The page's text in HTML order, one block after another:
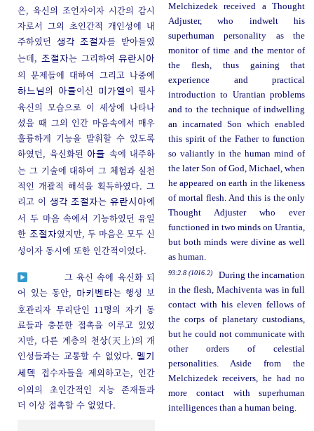
은, 육신의 조언자이자 시간의 감시
자로서 그의 초인간적 개인성에 내
주하였던생각 조절자를 받아들였
는데, 조절자는 그리하여유란시아
의 문제들에 대하여 그리고 나중에
하느님의 아들이신 미가엘 이 필사
육신의 모습으로 이 세상에 나타나
셨을 때 그의 인간 마음속에서 매우
훌륭하게 기능을 발휘할 수 있도록
하였던, 육신화된
아들 속에 내주하
는 그 기술에 대하여 그 체험과 실천
적인 개괄적 해석을 획득하였다. 그
리고 이생각 조절자는유란시아에
서 두 마음 속에서 기능하였던 유일
한 조절자였지만, 두 마음은 모두 신
성이자 동시에 또한 인간적이었다.
Melchizedek received a Thought
Adjuster, who indwelt his
superhuman personality as the
monitor of time and the mentor of
the flesh, thus gaining that
experience and practical
introduction to Urantian problems
and to the technique of indwelling
an incarnated Son which enabled
this spirit of the Father to function
so valiantly in the human mind of
the later Son of God, Michael, when
he appeared on earth in the likeness
of mortal flesh. And this is the only
Thought Adjuster who ever
functioned in two minds on Urantia,
but both minds were divine as well
as human.
그 육신 속에 육신화 되
어 있는 동안,
마키벤타는 행성 보
호관리자 무리단인 11명의 자기 동
료들과 충분한 접촉을 이루고 있었
지만, 다른 계층의 천상(天上)의 개
인성들과는 교통할 수 없었다. 멜기
세덱
접수자들을 제외하고는, 인간
이외의 초인간적인 지능 존재들과
더 이상 접촉할 수 없었다.
93:2.8 (1016.2)
During the incarnation
in the flesh, Machiventa was in full
contact with his eleven fellows of
the corps of planetary custodians,
but he could not communicate with
other orders of celestial
personalities. Aside from the
Melchizedek receivers, he had no
more contact with superhuman
intelligences than a human being.